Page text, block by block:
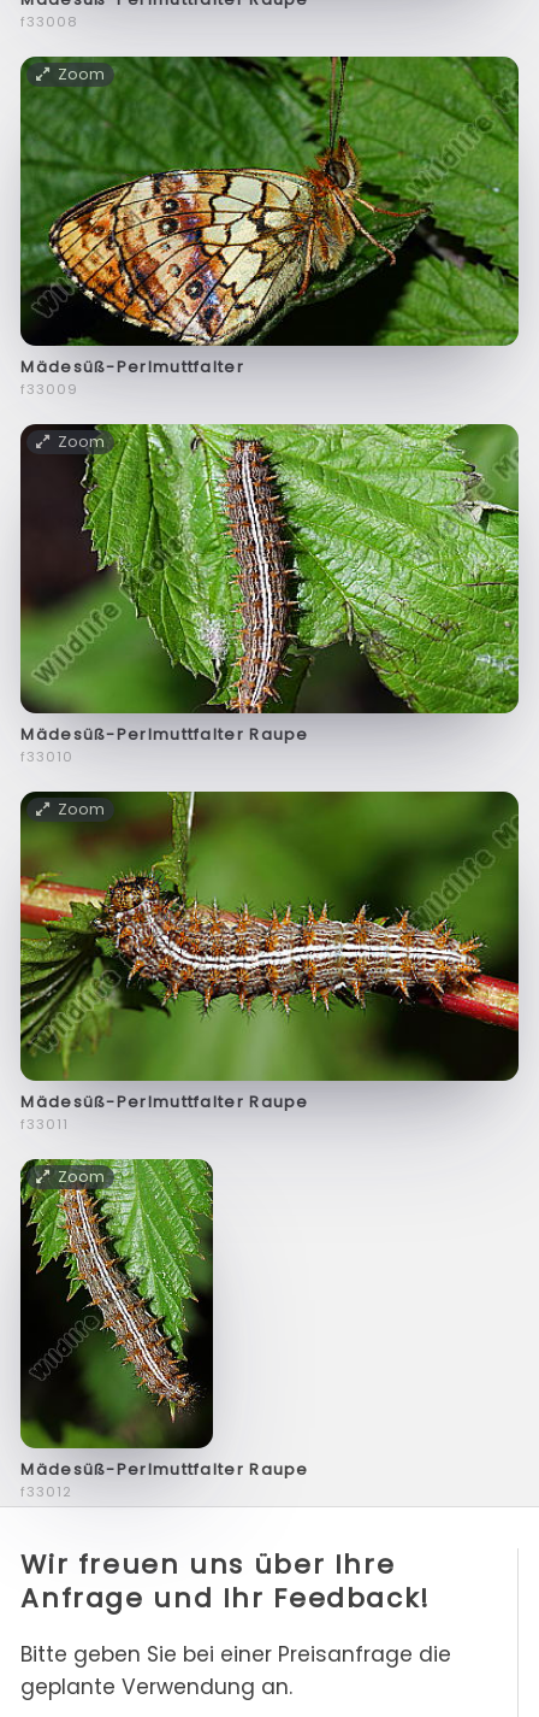
f33008
Zoom
Mädesüß-Perlmuttfalter
f33009
Zoom
Mädesüß-Perlmuttfalter Raupe
f33010
Zoom
Mädesüß-Perlmuttfalter Raupe
f33011
Zoom
Mädesüß-Perlmuttfalter Raupe
f33012
Wir freuen uns über Ihre
Anfrage und Ihr Feedback!
Bitte geben Sie bei einer Preisanfrage die
geplante Verwendung an.